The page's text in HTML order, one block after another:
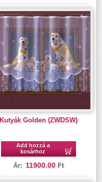
Kutyák Golden (ZWDSW)
Add hozzá a
kosárhoz
Ár: 11900.00 Ft